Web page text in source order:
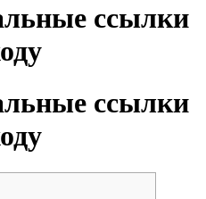
ссылки
ссылки